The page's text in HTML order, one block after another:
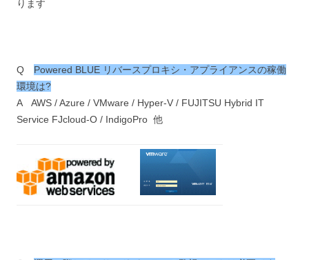
ります
Q Powered BLUE リバースプロキシ・アプライアンスの稼働
環境は?
A AWS / Azure / VMware / Hyper-V / FUJITSU Hybrid IT
Service FJcloud-O / IndigoPro 他